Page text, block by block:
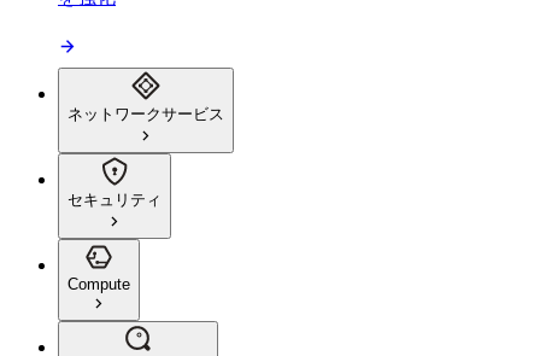
ネットワークサービス
セキュリティ
Compute